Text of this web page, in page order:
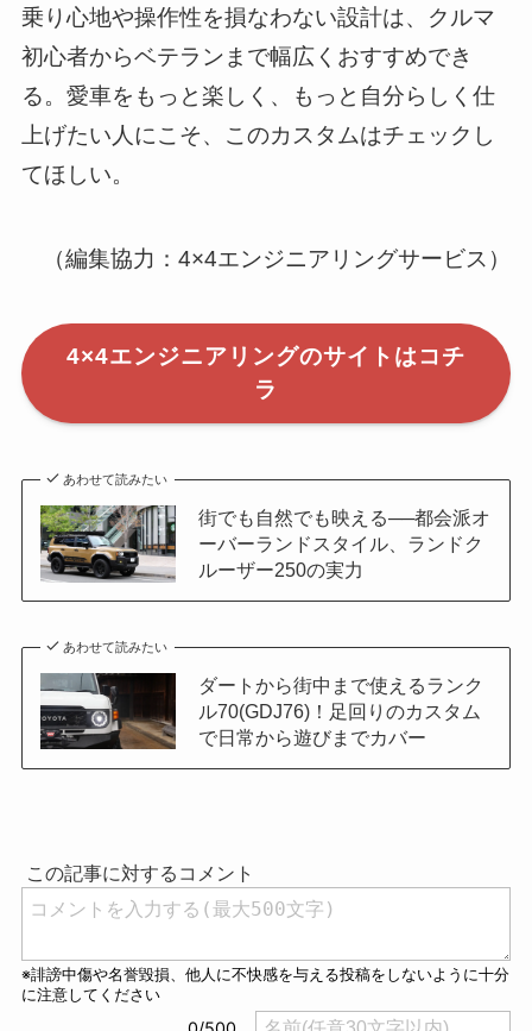
乗り心地や操作性を損なわない設計は、クルマ
初心者からベテランまで幅広くおすすめでき
る。愛車をもっと楽しく、もっと自分らしく仕
上げたい人にこそ、このカスタムはチェックし
てほしい。
（編集協力：4×4エンジニアリングサービス）
4×4エンジニアリングのサイトはコチ
ラ
あわせて読みたい
街でも自然でも映える──都会派オ
ーバーランドスタイル、ランドク
ルーザー250の実力
あわせて読みたい
ダートから街中まで使えるランク
ル70(GDJ76)！足回りのカスタム
で日常から遊びまでカバー